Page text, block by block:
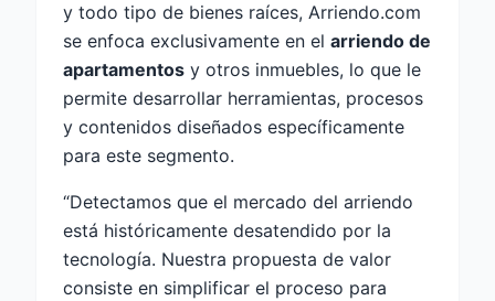
y todo tipo de bienes raíces, Arriendo.com
se enfoca exclusivamente en el arriendo de
apartamentos y otros inmuebles, lo que le
permite desarrollar herramientas, procesos
y contenidos diseñados específicamente
para este segmento.
“Detectamos que el mercado del arriendo
está históricamente desatendido por la
tecnología. Nuestra propuesta de valor
consiste en simplificar el proceso para